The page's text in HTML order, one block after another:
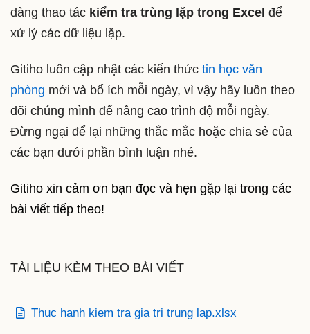
dàng thao tác kiểm tra trùng lặp trong Excel để
xử lý các dữ liệu lặp.
Gitiho luôn cập nhật các kiến thức tin học văn
phòng mới và bổ ích mỗi ngày, vì vậy hãy luôn theo
dõi chúng mình để nâng cao trình độ mỗi ngày.
Đừng ngại để lại những thắc mắc hoặc chia sẻ của
các bạn dưới phần bình luận nhé.
Gitiho xin cảm ơn bạn đọc và hẹn gặp lại trong các
bài viết tiếp theo!
TÀI LIỆU KÈM THEO BÀI VIẾT
Thuc hanh kiem tra gia tri trung lap.xlsx